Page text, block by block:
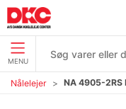
MENU
Nålelejer NA 4905-2RS